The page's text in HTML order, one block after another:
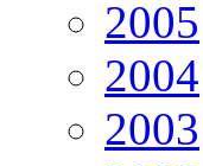
2005
2004
2003